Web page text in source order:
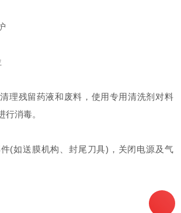
残留药液和废料，使用专用清洗剂对料
行消毒‌。
如送膜机构、封尾刀具)，关闭电源及气